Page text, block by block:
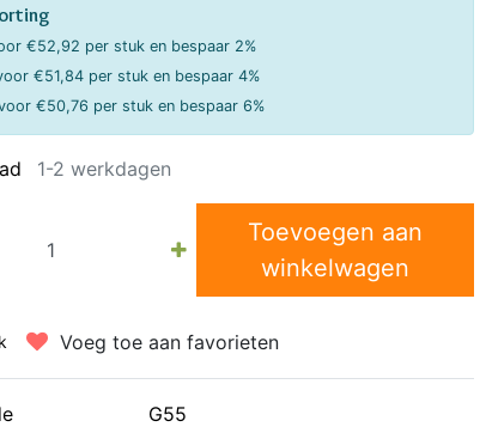
€52,92 per stuk en bespaar 2%
€51,84 per stuk en bespaar 4%
€50,76 per stuk en bespaar 6%
1-2 werkdagen
Toevoegen aan
winkelwagen
Voeg toe aan favorieten
G55